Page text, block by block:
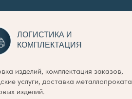
ЛОГИСТИКА И
КОМПЛЕКТАЦИЯ
изделий, комплектация заказов,
услуги, доставка металлопроката
изделий.